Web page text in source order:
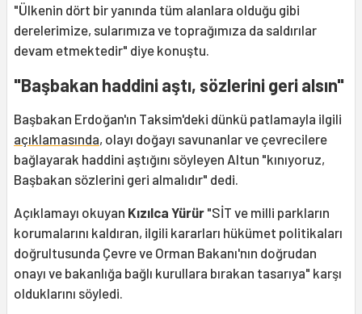
"Ülkenin dört bir yanında tüm alanlara olduğu gibi
derelerimize, sularımıza ve toprağımıza da saldırılar
devam etmektedir" diye konuştu.
"Başbakan haddini aştı, sözlerini geri alsın"
Başbakan Erdoğan'ın Taksim'deki dünkü patlamayla ilgili
açıklamasında, olayı doğayı savunanlar ve çevrecilere
bağlayarak haddini aştığını söyleyen Altun "kınıyoruz,
Başbakan sözlerini geri almalıdır" dedi.
Açıklamayı okuyan Kızılca Yürür "SİT ve milli parkların
korumalarını kaldıran, ilgili kararları hükümet politikaları
doğrultusunda Çevre ve Orman Bakanı'nın doğrudan
onayı ve bakanlığa bağlı kurullara bırakan tasarıya" karşı
olduklarını söyledi.